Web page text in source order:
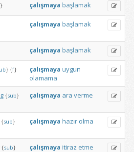
} çalışmaya başlamak
çalışmaya başlamak
çalışmaya başlamak
} {f} çalışmaya uygun
olamama
{sub}
çalışmaya ara verme
{sub}
çalışmaya hazır olma
{sub}
çalışmaya itiraz etme